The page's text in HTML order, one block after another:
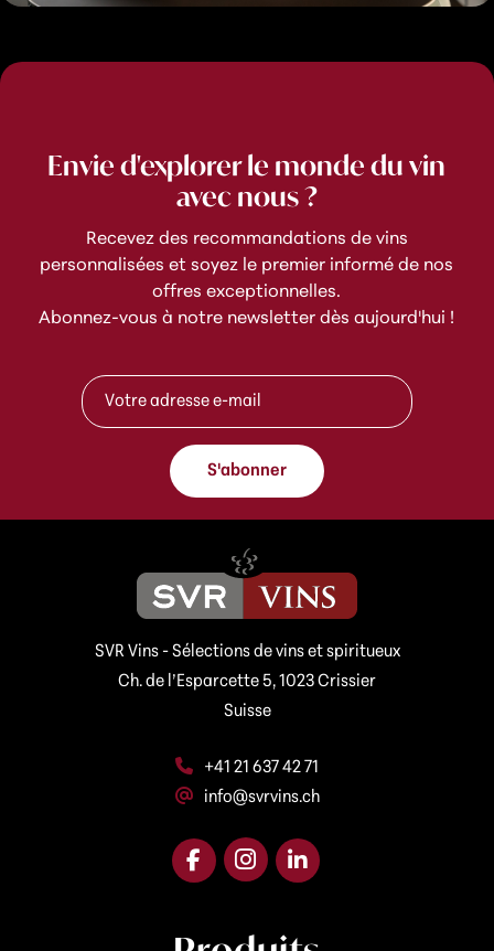
Envie d'explorer le monde du vin
avec nous ?
Recevez des recommandations de vins
personnalisées et soyez le premier informé de nos
offres exceptionnelles.
Abonnez-vous à notre newsletter dès aujourd'hui !
A
e
s
s
e
e
a
i
l
A
d
r
e
s
e
A
d
r
l
*
S'abonner
SVR Vins - Sélections de vins et spiritueux
Ch. de l’Esparcette 5, 1023 Crissier
Suisse
+41 21 637 42 71
info@svrvins.ch